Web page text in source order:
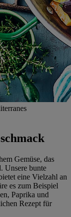
Gemüse, das
Unsere bunte
eine Vielzahl an
es zum Beispiel
Paprika und
Rezept für